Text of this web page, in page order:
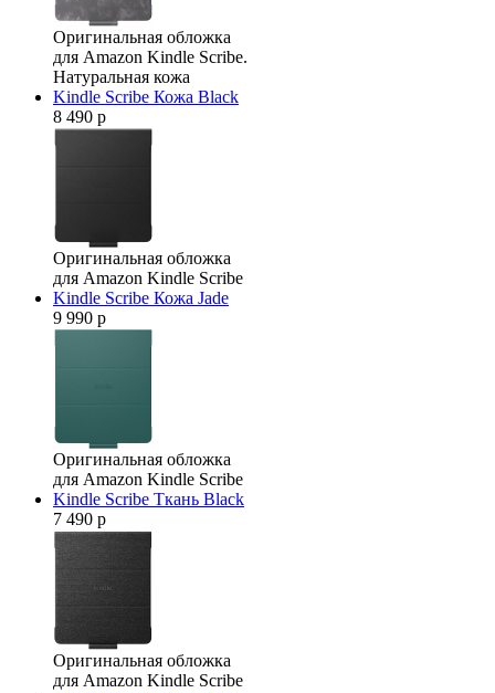
Оригинальная обложка
для Amazon Kindle Scribe.
Натуральная кожа
Kindle Scribe Кожа Black
8 490 р
Оригинальная обложка
для Amazon Kindle Scribe
Kindle Scribe Кожа Jade
9 990 р
Оригинальная обложка
для Amazon Kindle Scribe
Kindle Scribe Ткань Black
7 490 р
Оригинальная обложка
для Amazon Kindle Scribe